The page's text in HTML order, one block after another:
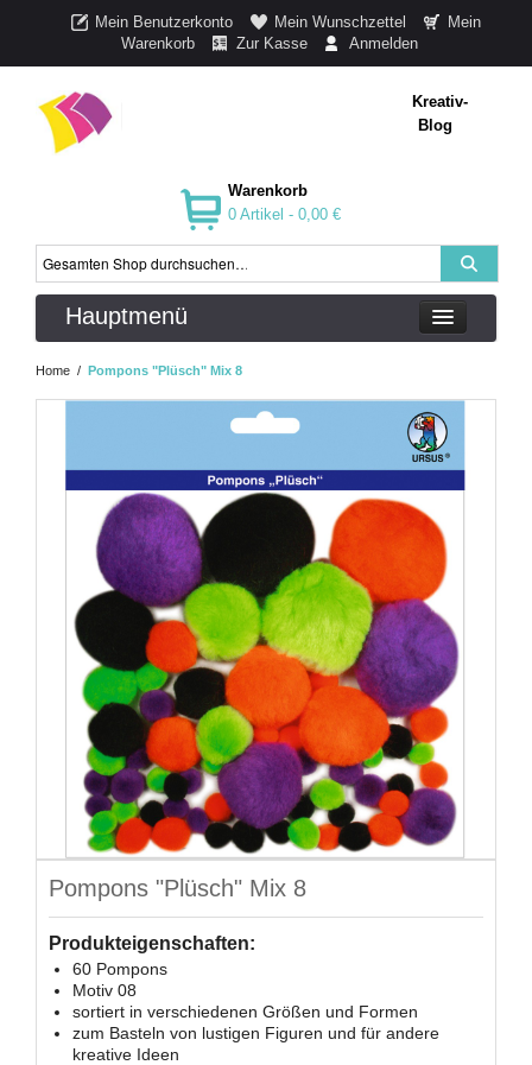
Mein Benutzerkonto Mein Wunschzettel
Mein
Warenkorb
Zur Kasse Anmelden
Kreativ-
Blog
Warenkorb
0 Artikel - 0,00 €
Hauptmenü
Home / Pompons "Plüsch" Mix 8
Pompons "Plüsch" Mix 8
Produkteigenschaften:
60 Pompons
Motiv 08
sortiert in verschiedenen Größen und Formen
zum Basteln von lustigen Figuren und für andere
kreative Ideen